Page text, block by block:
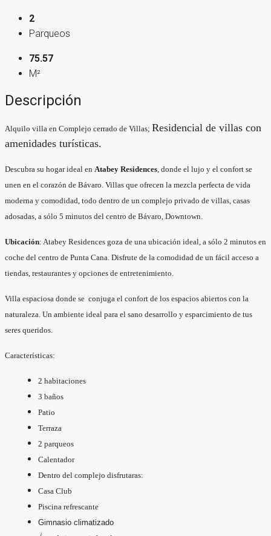
2
Parqueos
75.57
M²
Descripción
Alquilo villa en Complejo cerrado de Villas; Residencial de villas con
amenidades turísticas.
Descubra su hogar ideal en Atabey Residences, donde el lujo y el confort se
unen en el corazón de Bávaro. Villas que ofrecen la mezcla perfecta de vida
moderna y comodidad, todo dentro de un complejo privado de villas, casas
adosadas, a sólo 5 minutos del centro de Bávaro, Downtown.
Ubicación: Atabey Residences goza de una ubicación ideal, a sólo 2 minutos en
coche del centro de Punta Cana. Disfrute de la comodidad de un fácil acceso a
tiendas, restaurantes y opciones de entretenimiento.
Villa espaciosa donde se conjuga el confort de los espacios abiertos con la
naturaleza. Un ambiente ideal para el sano desarrollo y esparcimiento de tus
seres queridos.
Características:
2 habitaciones
3 baños
Patio
Terraza
2 parqueos
Calentador
Dentro del complejo disfrutaras:
Casa Club
Piscina refrescante
Gimnasio climatizado